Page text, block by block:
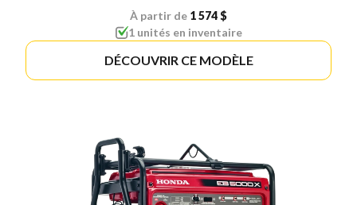
À partir de 1 574 $
1 unités en inventaire
DÉCOUVRIR CE MODÈLE